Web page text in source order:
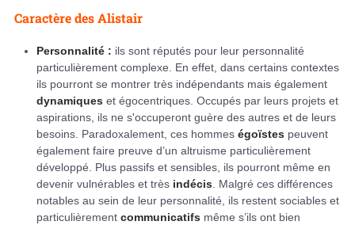
Caractère des Alistair
Personnalité : ils sont réputés pour leur personnalité
particulièrement complexe. En effet, dans certains contextes
ils pourront se montrer très indépendants mais également
dynamiques et égocentriques. Occupés par leurs projets et
aspirations, ils ne s'occuperont guère des autres et de leurs
besoins. Paradoxalement, ces hommes égoïstes peuvent
également faire preuve d’un altruisme particulièrement
développé. Plus passifs et sensibles, ils pourront même en
devenir vulnérables et très indécis . Malgré ces différences
notables au sein de leur personnalité, ils restent sociables et
particulièrement communicatifs même s’ils ont bien